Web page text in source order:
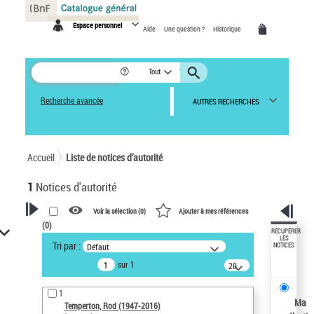
Espace personnel Aide Une question ? Historique
Tout
Recherche avancée AUTRES RECHERCHES
Accueil Liste de notices d’autorité
1 Notices d'autorité
VOTRE RECHERCHE
Recherche avancée dans les
notices d’autorité
Œuvres liées à l'auteur :
Temperton, Rod (1947-2016)
Voir la sélection (0) Ajouter à mes références
(0)
Tri par : Défaut
sur 1
20
résultats/page
1
Temperton, Rod (1947-2016)
RÉCUPÉRER
LES
NOTICES
Ma
Panneau de gestion des cookies